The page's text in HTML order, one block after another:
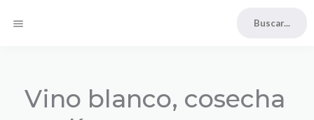
menu
Vino blanco, cosecha